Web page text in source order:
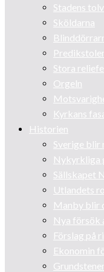
Stadens
Sköldarna
Stora
Orgeln
Kyrkans
Historien
Sverige
Nykyrkliga
Sällskapet
Utlandets
Manby blir
Nya försök
Förslag på
Ekonomin